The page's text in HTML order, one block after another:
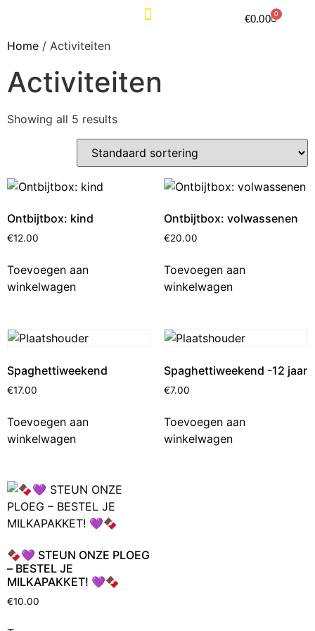
€0.00 0
Home / Activiteiten
Activiteiten
Showing all 5 results
Ontbijtbox: kind
€12.00
Toevoegen aan
winkelwagen
Ontbijtbox: volwassenen
€20.00
Toevoegen aan
winkelwagen
Spaghettiweekend
€17.00
Toevoegen aan
winkelwagen
Spaghettiweekend -12 jaar
€7.00
Toevoegen aan
winkelwagen
🍫💜 STEUN ONZE PLOEG
– BESTEL JE
MILKAPAKKET! 💜🍫
€10.00